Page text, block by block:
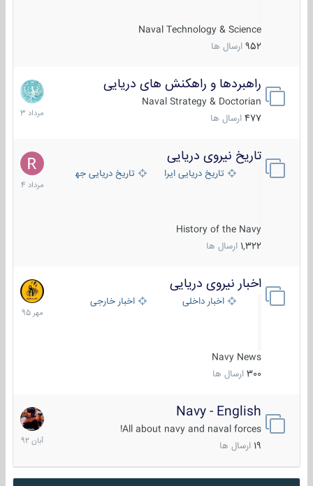
Naval Technology & Science
952 ارسال ها
راهبردها و راهکنش های دریایی
Naval Strategy & Doctorian
477 ارسال ها
2
مرداد
1403
تاریخ نیروی دریایی
تاریخ دریایی ایران تاریخ دریایی جهان
History of the Navy
1,322 ارسال ها
16
مرداد
1404
اخبار نیروی دریایی
اخبار داخلی اخبار خارجی
Navy News
300 ارسال ها
27
مهر
1395
Navy - English
All about navy and naval forces!
ارسال ها
22
آبان
1392